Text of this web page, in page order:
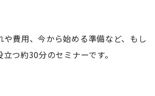
や費用、今から始める準備など、もし
つ約30分のセミナーです。